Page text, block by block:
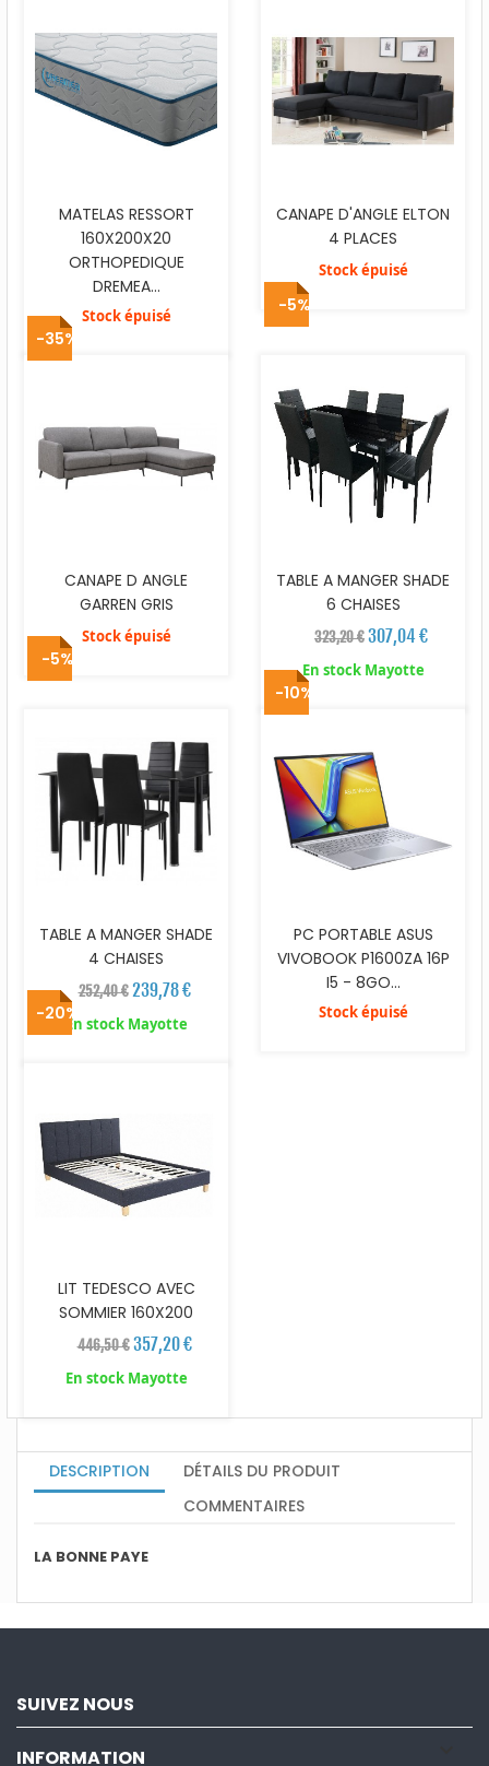
MATELAS RESSORT
160X200X20
ORTHOPEDIQUE
DREMEA...
Stock épuisé
CANAPE D'ANGLE ELTON
4 PLACES
Stock épuisé
-35%
CANAPE D ANGLE
GARREN GRIS
Stock épuisé
-5%
TABLE A MANGER SHADE
6 CHAISES
323,20 €307,04 €
En stock Mayotte
-5%
TABLE A MANGER SHADE
4 CHAISES
252,40 € 239,78 €
En stock Mayotte
-10%
PC PORTABLE ASUS
VIVOBOOK P1600ZA 16P
I5 - 8GO...
Stock épuisé
-20%
LIT TEDESCO AVEC
SOMMIER 160X200
446,50 € 357,20 €
En stock Mayotte
DESCRIPTION
DÉTAILS DU PRODUIT
COMMENTAIRES
LA BONNE PAYE
SUIVEZ NOUS
INFORMATION